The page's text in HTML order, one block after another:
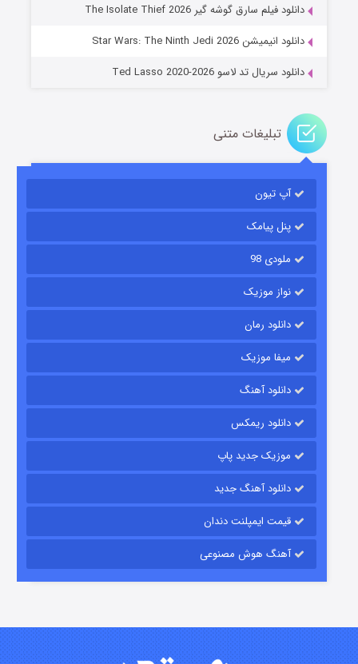
قسمت۱۴ (زیرنویس) منتشر شد
قسمت
قسمت۲ (دوبله) منتشر شد
دانلود فیلم سارق گوشه گیر The Isolate Thief 2026
دانلود انیمیشن Star Wars: The Ninth Jedi 2026
دانلود سریال تد لاسو Ted Lasso 2020-2026
تبلیغات متنی
آپ تیون
پنل پیامک
ملودی 98
نواز موزیک
دانلود رمان
میفا موزیک
دانلود آهنگ
دانلود ریمکس
موزیک جدید پاپ
دانلود آهنگ جدید
قیمت ایمپلنت دندان
آهنگ هوش مصنوعی